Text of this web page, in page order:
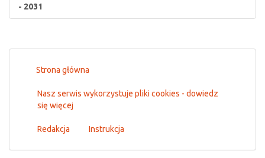
- 2031
Strona główna
Nasz serwis wykorzystuje pliki cookies - dowiedz
się więcej
Redakcja Instrukcja